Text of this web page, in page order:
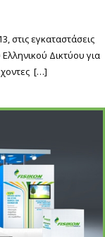
στις εγκαταστάσεις
Δικτύου για
[…]